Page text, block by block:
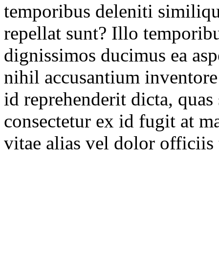
temporibus deleniti
repellat sunt? Illo
dignissimos ducimus ea
nihil accusantium
id reprehenderit dicta,
consectetur ex id fugit at
vitae alias vel dolor officiis